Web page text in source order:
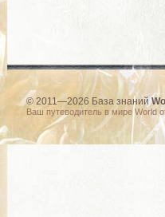
© 2011—2026 База знаний
Ваш путеводитель в мире World